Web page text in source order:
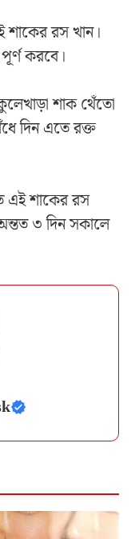
শাকের রস খান।
করবে।
শাক থেঁতো
দিন এতে রক্ত
এই শাকের রস
৩ দিন সকালে